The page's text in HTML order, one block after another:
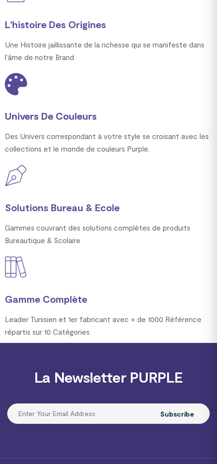
L'histoire Des Origines
Une Histoire jaillissante de la richesse qui se manifeste dans
l'âme de notre Brand
Univers De Couleurs
Des Univers correspondant à votre style se croisant avec les
collections et le monde de couleurs Purple.
Solutions Bureau & Ecole
Gammes couvrant des solutions complètes de produits
Bureautique & Scolaire
Gamme Complète
Leader Tunisien et 1er fabricant avec + de 1000 Référence
répartis sur 10 Catégories
La Newsletter PURPLE
Subscribe